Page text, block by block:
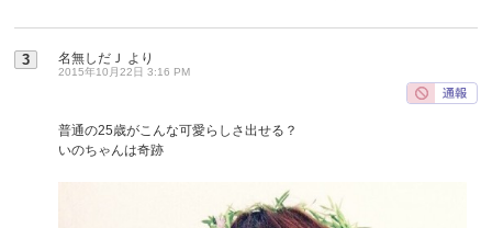
3 名無しだＪ より
2015年10月22日 3:16 PM
普通の25歳がこんな可愛らしさ出せる？
いのちゃんは奇跡